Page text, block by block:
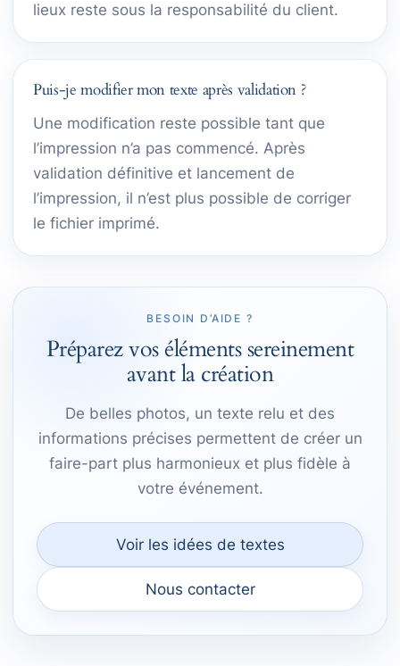
lieux reste sous la responsabilité du client.
Puis-je modifier mon texte après validation ?
Une modification reste possible tant que
l’impression n’a pas commencé. Après
validation définitive et lancement de
l’impression, il n’est plus possible de corriger
le fichier imprimé.
BESOIN D’AIDE ?
Préparez vos éléments sereinement
avant la création
De belles photos, un texte relu et des
informations précises permettent de créer un
faire-part plus harmonieux et plus fidèle à
votre événement.
Voir les idées de textes
Nous contacter